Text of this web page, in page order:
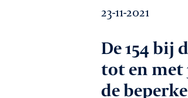
23-11-2021
De 154 bij
tot en met
de